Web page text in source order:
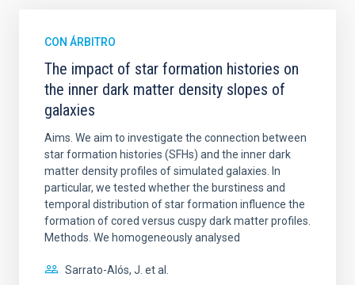
CON ÁRBITRO
The impact of star formation histories on
the inner dark matter density slopes of
galaxies
Aims. We aim to investigate the connection between
star formation histories (SFHs) and the inner dark
matter density profiles of simulated galaxies. In
particular, we tested whether the burstiness and
temporal distribution of star formation influence the
formation of cored versus cuspy dark matter profiles.
Methods. We homogeneously analysed
Sarrato-Alós, J. et al.